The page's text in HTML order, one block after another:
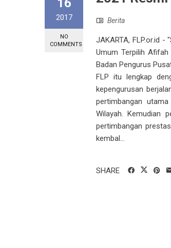
16
2017
NO
COMMENTS
Berita
JAKARTA, FLP.or.id
Umum Terpilih
Badan Pengurus
FLP itu lengkap
kepengurusan
pertimbangan
Wilayah. Kemudian
pertimbangan
kembal...
SHARE